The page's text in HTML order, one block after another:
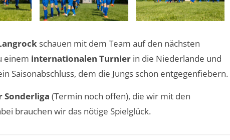
schauen mit dem Team auf den nächsten
einem internationalen Turnier in die Niederlande und
Saisonabschluss, dem die Jungs schon entgegenfiebern.
Sonderliga (Termin noch offen), die wir mit den
brauchen wir das nötige Spielglück.